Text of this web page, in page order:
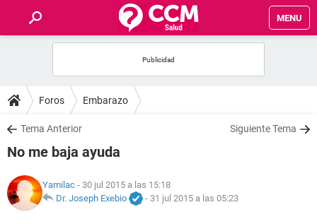
MENU
FOROS
SALUD
NUTRICIÓN
Foros Embarazo
Tema Anterior Siguiente Tema
No me baja ayuda
Yamilac - 30 jul 2015 a las 15:18
Dr. Joseph Exebio
- 31 jul 2015 a las 05:23